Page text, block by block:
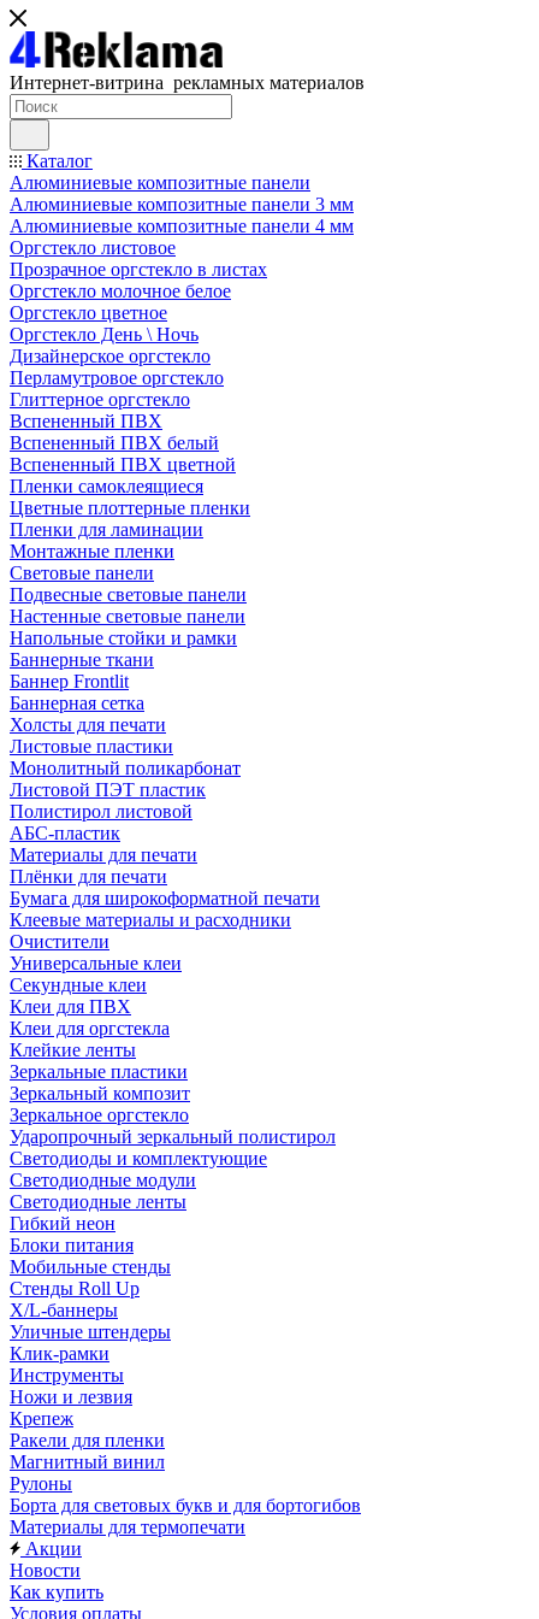
Интернет-витрина рекламных материалов
Каталог
Алюминиевые композитные панели
Алюминиевые композитные панели 3 мм
Алюминиевые композитные панели 4 мм
Оргстекло листовое
Прозрачное оргстекло в листах
Оргстекло молочное белое
Оргстекло цветное
Оргстекло День \ Ночь
Дизайнерское оргстекло
Перламутровое оргстекло
Глиттерное оргстекло
Вспененный ПВХ
Вспененный ПВХ белый
Вспененный ПВХ цветной
Пленки самоклеящиеся
Цветные плоттерные пленки
Пленки для ламинации
Монтажные пленки
Световые панели
Подвесные световые панели
Настенные световые панели
Напольные стойки и рамки
Баннерные ткани
Баннер Frontlit
Баннерная сетка
Холсты для печати
Листовые пластики
Монолитный поликарбонат
Листовой ПЭТ пластик
Полистирол листовой
АБС-пластик
Материалы для печати
Плёнки для печати
Бумага для широкоформатной печати
Клеевые материалы и расходники
Очистители
Универсальные клеи
Секундные клеи
Клеи для ПВХ
Клеи для оргстекла
Клейкие ленты
Зеркальные пластики
Зеркальный композит
Зеркальное оргстекло
Ударопрочный зеркальный полистирол
Светодиоды и комплектующие
Светодиодные модули
Светодиодные ленты
Гибкий неон
Блоки питания
Мобильные стенды
Стенды Roll Up
X/L-баннеры
Уличные штендеры
Клик-рамки
Инструменты
Ножи и лезвия
Крепеж
Ракели для пленки
Магнитный винил
Рулоны
Борта для световых букв и для бортогибов
Материалы для термопечати
Акции
Новости
Как купить
Условия оплаты